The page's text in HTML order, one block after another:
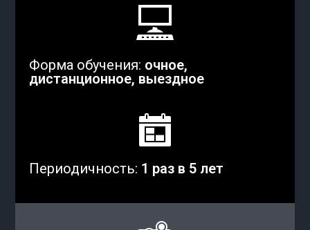
Форма обучения: очное,
дистанционное, выездное
Периодичность: 1 раз в 5 лет